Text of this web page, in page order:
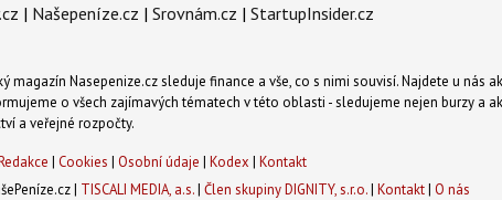
| Našepeníze.cz | Srovnám.cz | StartupInsider.cz
magazín Nasepenize.cz sleduje finance a vše, co s nimi souvisí. Najdete u nás
o všech zajímavých tématech v této oblasti - sledujeme nejen burzy a
a veřejné rozpočty.
| Cookies | Osobní údaje | Kodex | Kontakt
| TISCALI MEDIA, a.s.| Člen skupiny DIGNITY, s.r.o.| Kontakt| O nás